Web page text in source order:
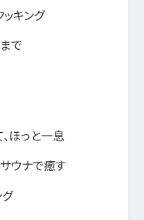
キング
で
ほっと一息
ウナで癒す